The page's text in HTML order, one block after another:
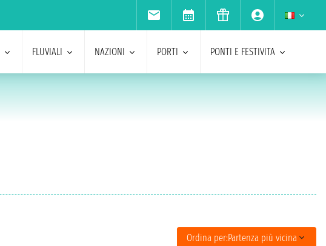
FLUVIALI NAZIONI PORTI PONTI E FESTIVITA
Ordina per:Partenza più vicina